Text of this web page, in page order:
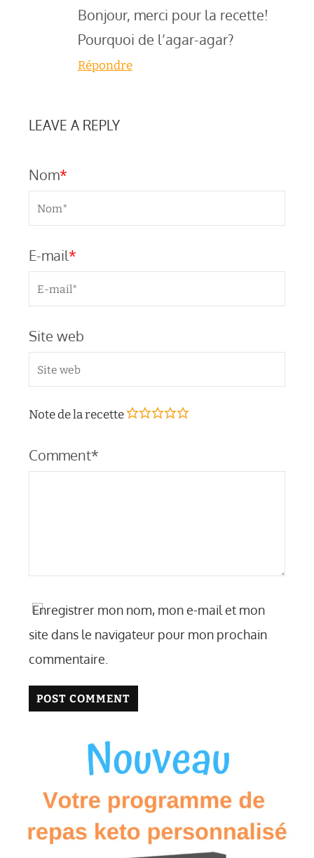
Bonjour, merci pour la recette!
Pourquoi de l’agar-agar?
Répondre
LEAVE A REPLY
Nom*
E-mail*
Site web
Note de la recette
Comment*
Enregistrer mon nom, mon e-mail et mon
site dans le navigateur pour mon prochain
commentaire.